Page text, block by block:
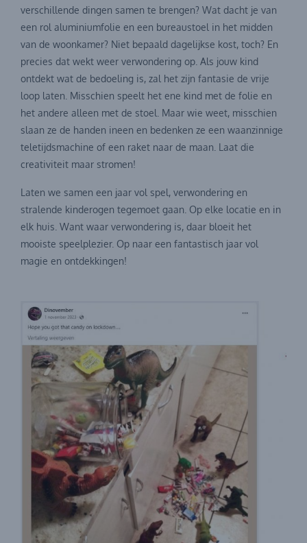
verschillende dingen samen te brengen? Wat dacht je van
een rol aluminiumfolie en een bureaustoel in het midden
van de woonkamer? Niet bepaald dagelijkse kost, toch? En
precies dat wekt weer verwondering op. Als jouw kind
ontdekt wat de bedoeling is, zal het zijn fantasie de vrije
loop laten. Misschien speelt het ene kind met de folie en
het andere alleen met de stoel. Maar wie weet, misschien
slaan ze de handen ineen en bedenken ze een waanzinnige
teletijdsmachine of een raket naar de maan. Laat die
creativiteit maar stromen!
Laten we samen een jaar vol spel, verwondering en
stralende kinderogen tegemoet gaan. Op elke locatie en in
elk huis. Want waar verwondering is, daar bloeit het
mooiste speelplezier. Op naar een fantastisch jaar vol
magie en ontdekkingen!